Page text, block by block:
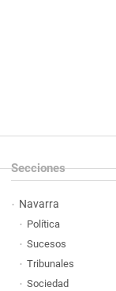
Secciones
Navarra
Política
Sucesos
Tribunales
Sociedad